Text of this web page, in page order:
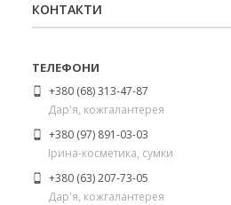
КОНТАКТИ
+380 (68) 313-47-87
Дар'я, кожгалантерея
+380 (97) 891-03-03
Ірина-косметика, сумки
+380 (63) 207-73-05
Дар'я, кожгалантерея